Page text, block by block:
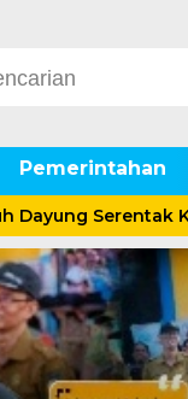
Pemerintahan
Serentak